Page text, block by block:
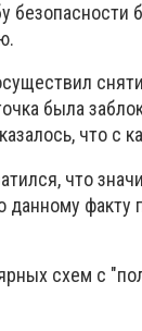
безопасности
была
что с
что
факту
схем с